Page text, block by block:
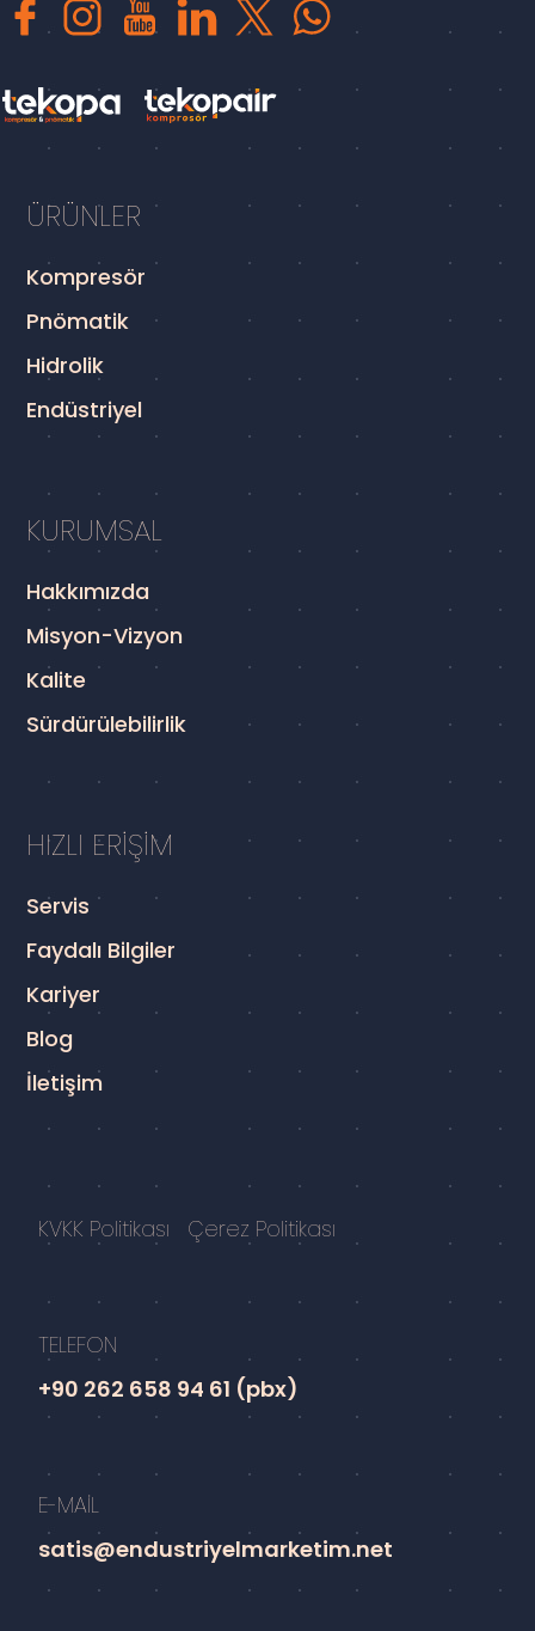
ÜRÜNLER
Kompresör
Pnömatik
Hidrolik
Endüstriyel
KURUMSAL
Hakkımızda
Misyon-Vizyon
Kalite
Sürdürülebilirlik
HIZLI ERİŞİM
Servis
Faydalı Bilgiler
Kariyer
Blog
İletişim
KVKK Politikası Çerez Politikası
TELEFON
+90 262 658 94 61 (pbx)
E-MAİL
satis@endustriyelmarketim.net